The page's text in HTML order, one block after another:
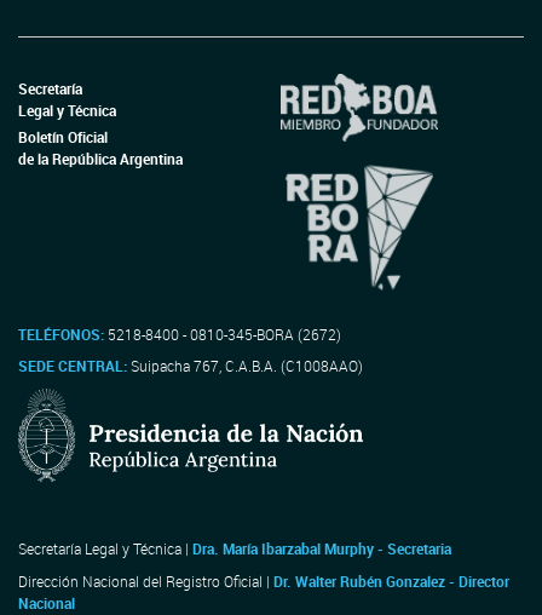
Secretaría
Legal y Técnica
Boletín Oficial
de la República Argentina
TELÉFONOS: 5218-8400 - 0810-345-BORA (2672)
SEDE CENTRAL:Suipacha 767, C.A.B.A. (C1008AAO)
Secretaría Legal y Técnica | Dra. María Ibarzabal Murphy - Secretaria
Dirección Nacional del Registro Oficial | Dr. Walter Rubén Gonzalez - Director
Nacional